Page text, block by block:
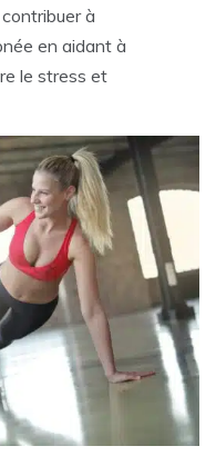
à
en aidant à
le stress et